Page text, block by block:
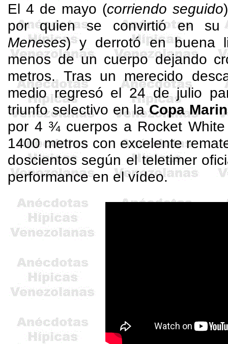
El 4 de mayo (corriendo seguido
por quien se convirtió en su
Meneses) y derrotó en
menos de un cuerpo dejando
metros. Tras un merecido
medio regresó el 24 de julio
triunfo selectivo en laCopa
por 4 ¾ cuerpos a RocketWhite
1400 metros con excelente
doscientos según elteletimer
performance en el vídeo.